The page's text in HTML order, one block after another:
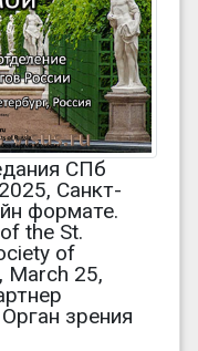
СПб
Санкт-
формате.
the St.
of
March 25,
зрения